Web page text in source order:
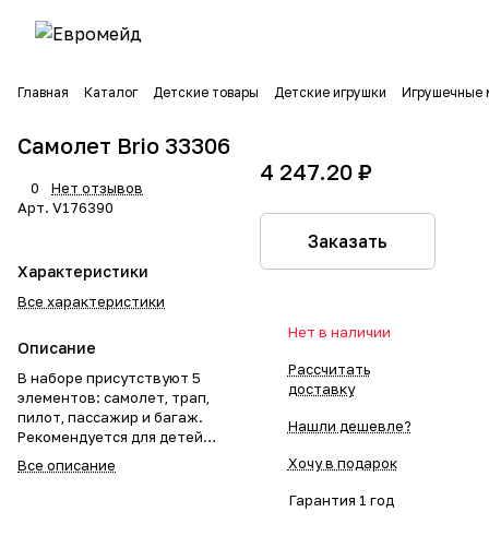
Главная Каталог Детские товары Детские игрушки Игрушечные
Самолет Brio 33306
0
Нет отзывов
Арт. V176390
Характеристики
Все характеристики
Описание
В наборе присутствуют 5
элементов: самолет, трап,
пилот, пассажир и багаж.
Рекомендуется для детей
Вес упаковки: 0.45 кг
Все описание
4 247.20 ₽
Заказать
Нет в наличии
Рассчитать
доставку
Нашли дешевле?
Хочу в подарок
Гарантия 1 год